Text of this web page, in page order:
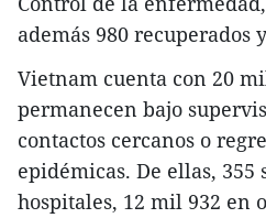
además 980 recuperados
Vietnam cuenta con 20
permanecen bajo
contactos cercanos o
epidémicas. De ellas, 355
hospitales, 12 mil 932 en